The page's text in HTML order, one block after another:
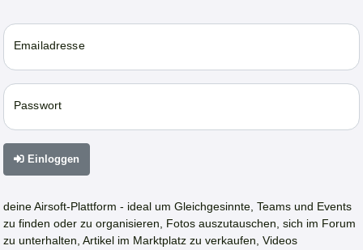
Emailadresse
Passwort
Einloggen
deine Airsoft-Plattform - ideal um Gleichgesinnte, Teams und Events
zu finden oder zu organisieren, Fotos auszutauschen, sich im Forum
zu unterhalten, Artikel im Marktplatz zu verkaufen, Videos